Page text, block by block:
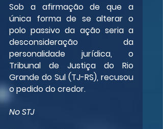
Sob a afirmação de que a
única forma de se alterar o
polo passivo da ação seria a
desconsideração da
personalidade jurídica, o
Tribunal de Justiça do Rio
Grande do Sul (TJ-RS), recusou
o pedido do credor.
No STJ